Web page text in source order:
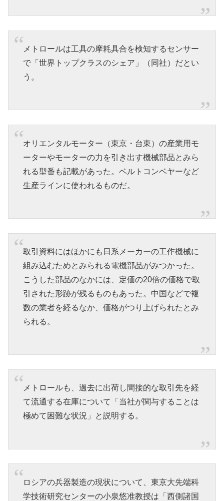
メトロールは工具の摩耗具合を検知するセンサー
で「世界トップクラスのシェア」（同社）だとい
う。
オリエンタルモーター（東京・台東）の産業用モ
ーターやモーターの力を引き出す機械部品とみら
れる型番も記載があった。ベルトコンベヤーなど
生産ラインに使われるものだ。
取引資料にはほかにも日系メーカーの工作機械に
組み込むためとみられる電機部品がみつかった。
こうした部品のなかには、定価の20倍の価格で取
引された形跡が残るものもあった。中国などで複
数の業者を経るなか、価格がつり上げられたとみ
られる。
メトロールも、過去に出荷し間接的な取引先を経
て流通する在庫について「当社が関与することは
極めて困難な状況」と説明する。
ロシアの兵器製造の現状について、東京大先端科
学技術研究センターの小泉悠准教授は「西側諸国